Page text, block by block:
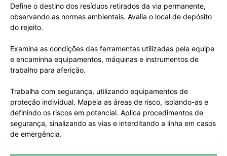
Define o destino dos resíduos retirados da via permanente,
observando as normas ambientais. Avalia o local de depósito
do rejeito.
Examina as condições das ferramentas utilizadas pela equipe
e encaminha equipamentos, máquinas e instrumentos de
trabalho para aferição.
Trabalha com segurança, utilizando equipamentos de
proteção individual. Mapeia as áreas de risco, isolando-as e
definindo os riscos em potencial. Aplica procedimentos de
segurança, sinalizando as vias e interditando a linha em casos
de emergência.